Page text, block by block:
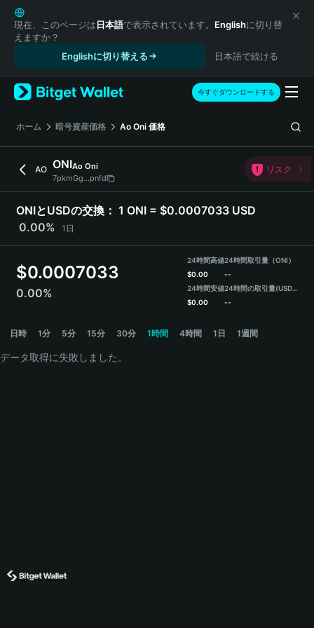
English
日本語
Tiếng Việt
Español (Latinoamérica)
Türkçe
Français
Deutsch
繁體中文
Português (Portugal)
Bahasa Indonesia
ภาษาไทย
हिन्दी
Español
Português (Brasil)
現在、このページは日本語で表示されています。 Englishに切り替
えますか？
Englishに切り替える
日本語で続ける
今すぐダウンロードする
ホーム 暗号資産価格 Ao Oni 価格
AO ONIAo Oni
7pkmGg...pnfd
リスク
ONIとUSDの交換： 1 ONI = $0.0007033 USD
0.00%
1日
$0.0007033
0.00%
24時間高値
$0.00
24時間安値
$0.00
24時間取引量（ONI）
--
24時間の取引量(USDT)
--
日時 1分 5分 15分 30分 1時間 4時間 1日 1週間
データ取得に失敗しました。